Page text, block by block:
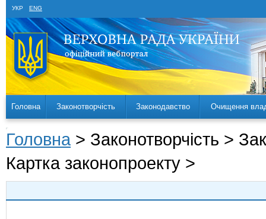
УКР ENG
Головна Законотворчість Законодавство Очищення
Головна > Законотворчість >
Картка законопроекту >